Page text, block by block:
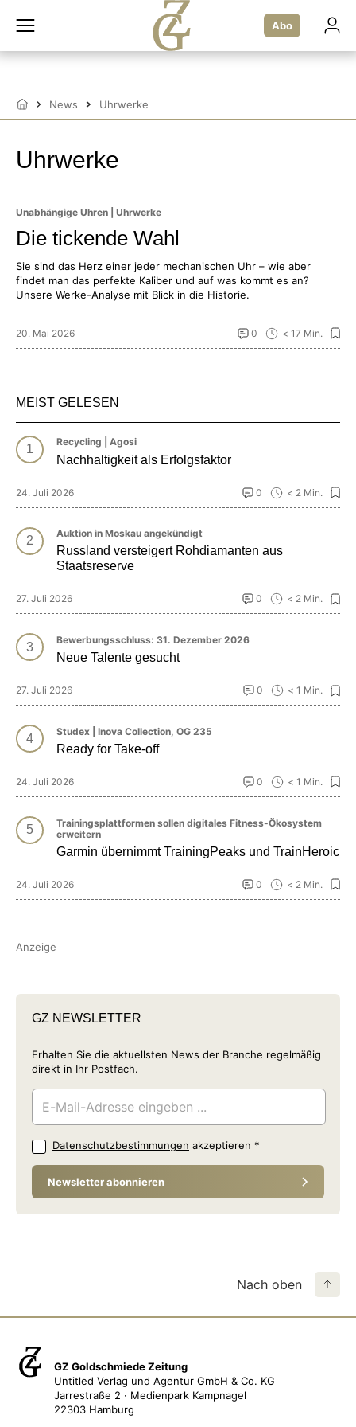
Inhalt
Abo
Startseite
News Uhrwerke
Uhrwerke
Unabhängige Uhren | Uhrwerke
Die tickende Wahl
Sie sind das Herz einer jeder mechanischen Uhr – wie aber
findet man das perfekte Kaliber und auf was kommt es an?
Unsere Werke-Analyse mit Blick in die Historie.
20. Mai 2026 0 < 17 Min.
MEIST GELESEN
Recycling | Agosi
Nachhaltigkeit als Erfolgsfaktor
24. Juli 2026 0 < 2 Min.
Auktion in Moskau angekündigt
Russland versteigert Rohdiamanten aus
Staatsreserve
27. Juli 2026 0 < 2 Min.
Bewerbungsschluss: 31. Dezember 2026
Neue Talente gesucht
27. Juli 2026 0 < 1 Min.
Studex | Inova Collection, OG 235
Ready for Take-off
24. Juli 2026 0 < 1 Min.
Trainingsplattformen sollen digitales Fitness-Ökosystem
erweitern
Garmin übernimmt TrainingPeaks und TrainHeroic
24. Juli 2026 0 < 2 Min.
Anzeige
GZ NEWSLETTER
Erhalten Sie die aktuellsten News der Branche regelmäßig
direkt in Ihr Postfach.
Datenschutzbestimmungen akzeptieren *
Newsletter abonnieren
Nach oben
GZ Goldschmiede Zeitung
Untitled Verlag und Agentur GmbH & Co. KG
Jarrestraße 2 · Medienpark Kampnagel
22303 Hamburg